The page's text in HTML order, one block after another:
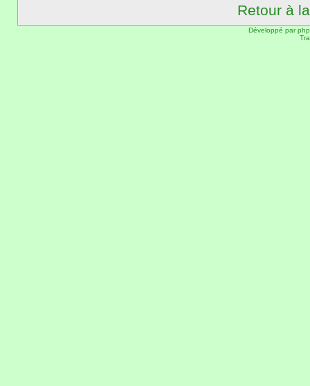
Retour à
Développé par